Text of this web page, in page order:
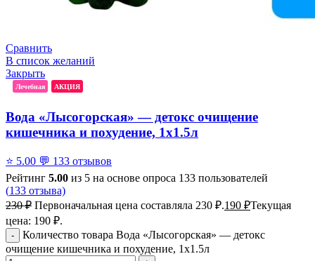
Сравнить
В список желаний
Закрыть
Лечебная АКЦИЯ
Вода «Лысогорская» — детокс очищение
кишечника и похудение, 1x1.5л
⭐ 5.00 💬 133 отзывов
Рейтинг 5.00 из 5 на основе опроса 133 пользователей
(133 отзыва)
230₽ Первоначальная цена составляла 230 ₽.190 ₽Текущая
цена: 190 ₽.
Количество товара Вода «Лысогорская» — детокс
очищение кишечника и похудение, 1x1.5л